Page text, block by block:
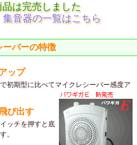
品は完売しました
集音器の一覧はこちら
ーバーの特徴
ップ
初期型に比べてマイクレシーバー感度ア
び出す
ッチを押すと底
。